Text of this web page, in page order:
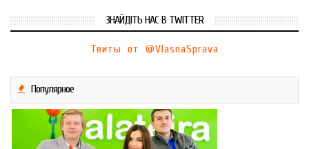
ЗНАЙДІТЬ НАС В TWITTER
Твиты от @VlasnaSprava
Популярное